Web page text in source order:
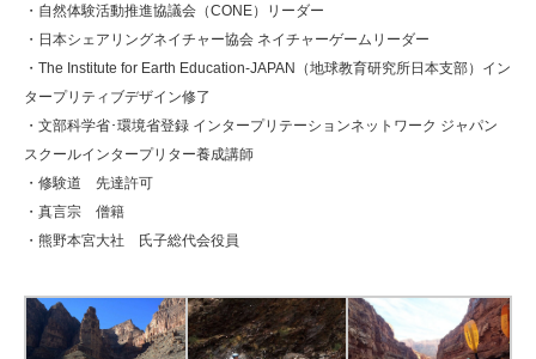
・自然体験活動推進協議会（CONE）リーダー
・日本シェアリングネイチャー協会 ネイチャーゲームリーダー
・The Institute for Earth Education-JAPAN（地球教育研究所日本支部）イン
タープリティブデザイン修了
・文部科学省･環境省登録 インタープリテーションネットワーク ジャパン
スクールインタープリター養成講師
・修験道 先達許可
・真言宗 僧籍
・熊野本宮大社 氏子総代会役員